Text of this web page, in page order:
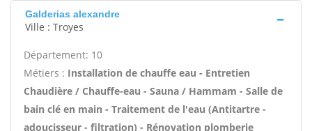
Galderias alexandre
Ville : Troyes
Département: 10
Métiers : Installation de chauffe eau - Entretien
Chaudière / Chauffe-eau - Sauna / Hammam - Salle de
bain clé en main - Traitement de l'eau (Antitartre -
adoucisseur - filtration) - Rénovation plomberie